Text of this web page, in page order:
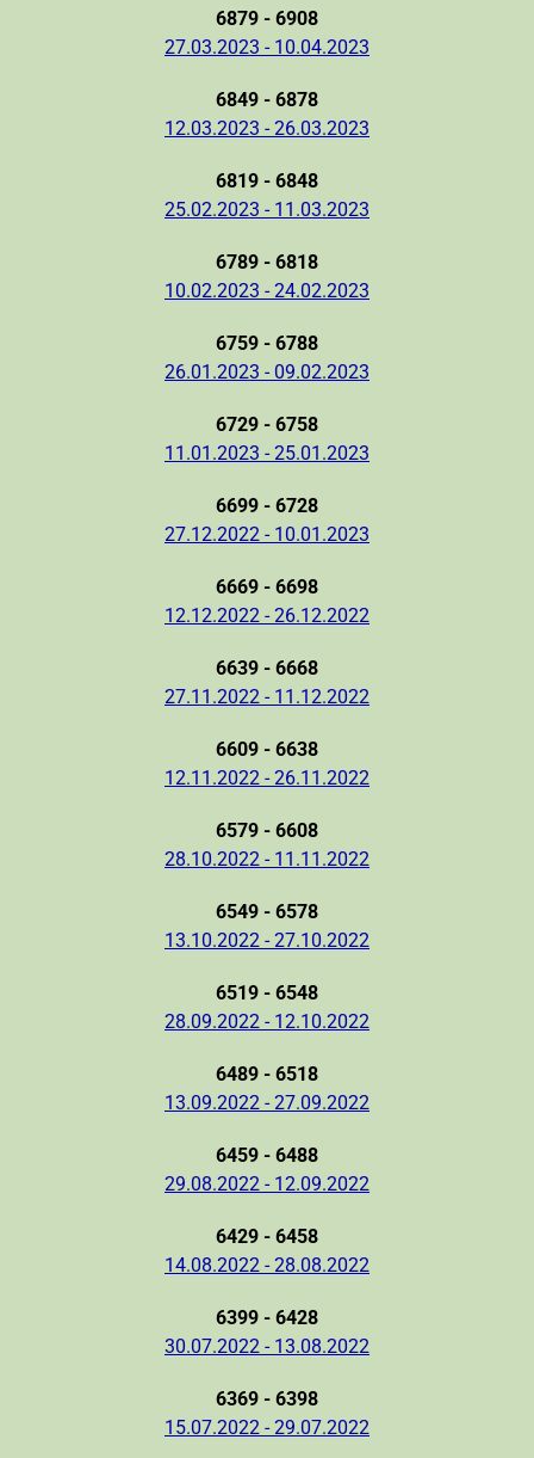
6879 - 6908
27.03.2023 - 10.04.2023
6849 - 6878
12.03.2023 - 26.03.2023
6819 - 6848
25.02.2023 - 11.03.2023
6789 - 6818
10.02.2023 - 24.02.2023
6759 - 6788
26.01.2023 - 09.02.2023
6729 - 6758
11.01.2023 - 25.01.2023
6699 - 6728
27.12.2022 - 10.01.2023
6669 - 6698
12.12.2022 - 26.12.2022
6639 - 6668
27.11.2022 - 11.12.2022
6609 - 6638
12.11.2022 - 26.11.2022
6579 - 6608
28.10.2022 - 11.11.2022
6549 - 6578
13.10.2022 - 27.10.2022
6519 - 6548
28.09.2022 - 12.10.2022
6489 - 6518
13.09.2022 - 27.09.2022
6459 - 6488
29.08.2022 - 12.09.2022
6429 - 6458
14.08.2022 - 28.08.2022
6399 - 6428
30.07.2022 - 13.08.2022
6369 - 6398
15.07.2022 - 29.07.2022